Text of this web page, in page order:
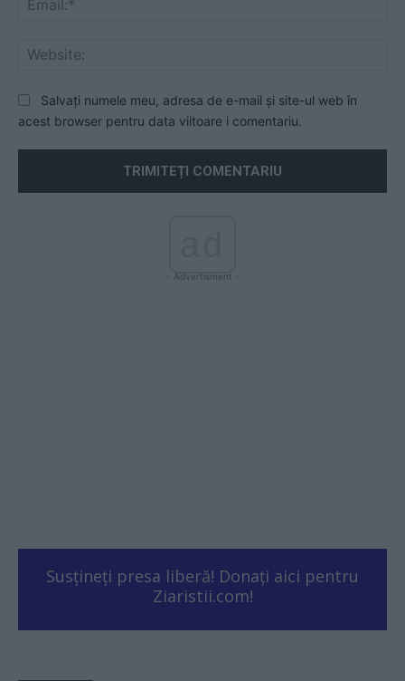
Salvați numele meu, adresa de e-mail și site-ul web în
acest browser pentru data viitoare i comentariu.
- Advertisment -
Susțineți presa liberă! Donați aici pentru
Ziaristii.com!